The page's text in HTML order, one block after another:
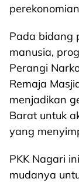
Pada bidang
manusia,
Perangi
Remaja
menjadikan
Barat untuk
yang
PKK Nagari
mudanya